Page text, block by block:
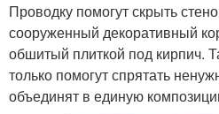
Проводку помогут скрыть
сооруженный декоративный
обшитый плиткой под кирпич.
только помогут спрятать
объединят в единую